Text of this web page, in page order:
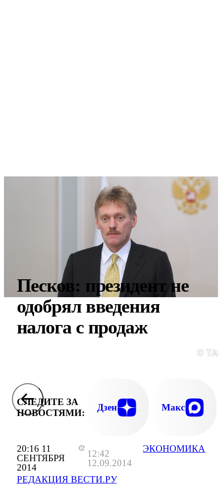
20:16 11
СЕНТЯБРЯ
2014
12:42
12.09.2014
РЕДАКЦИЯ ВЕСТИ.РУ
ЭКОНОМИКА
Песков: президент не
одобрял введения
налога с продаж
©
СЛЕДИТЕ ЗА
НОВОСТЯМИ:
Дзен Макс